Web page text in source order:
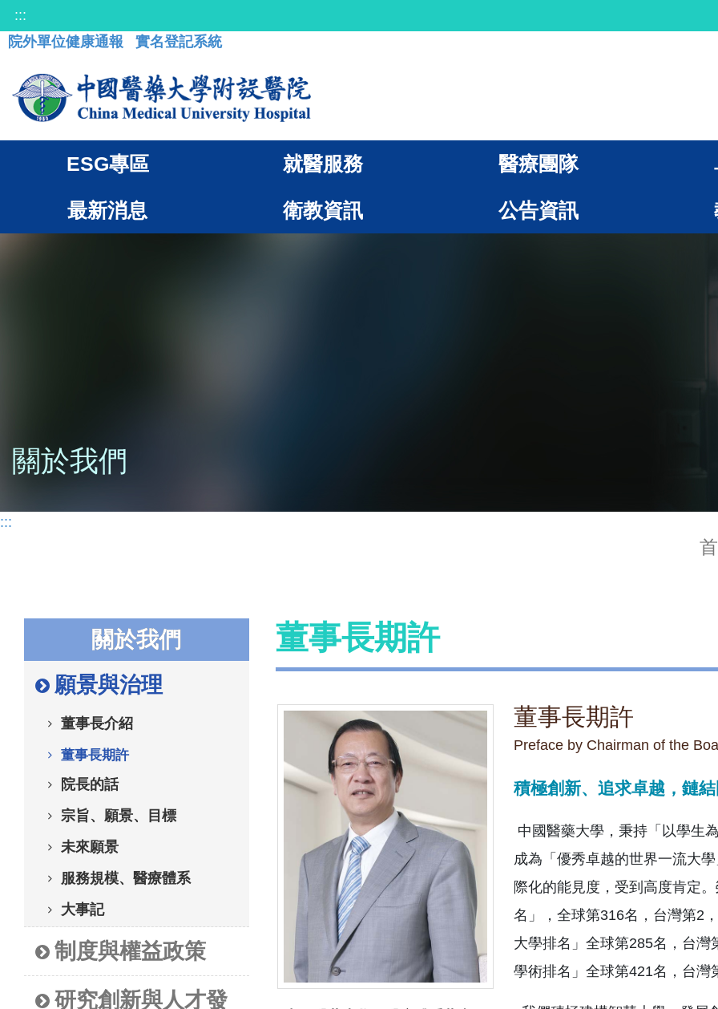
:::
院外單位健康通報
實名登記系統
ESG專區 就醫服務 醫療團隊
最新消息 衛教資訊 公告資訊
關於我們
:::
關於我們
願景與治理
董事長介紹
董事長期許
院長的話
宗旨、願景、目標
未來願景
服務規模、醫療體系
大事記
制度與權益政策
研究創新與人才發
董事長期許
董事長期許
Preface by Chairman of the
積極創新、追求卓越，鏈
中國醫藥大學，秉持「以學生
成為「優秀卓越的世界一流大
際化的能見度，受到高度肯定
名」，全球第316名，台灣第2
大學排名」全球第285名，台
學術排名」全球第421名，台灣